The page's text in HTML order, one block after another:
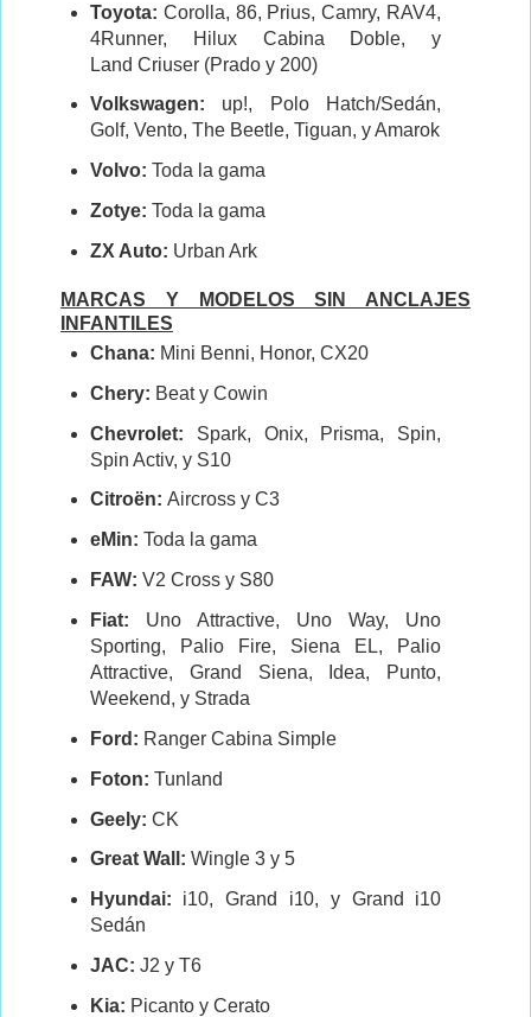
Toyota: Corolla, 86, Prius, Camry, RAV4,
4Runner, Hilux Cabina Doble, y
Land Criuser (Prado y 200)
Volkswagen: up!, Polo Hatch/Sedán,
Golf, Vento, The Beetle, Tiguan, y Amarok
Volvo: Toda la gama
Zotye: Toda la gama
ZX Auto: Urban Ark
MARCAS Y MODELOS SIN ANCLAJES
INFANTILES
Chana: Mini Benni, Honor, CX20
Chery: Beat y Cowin
Chevrolet: Spark, Onix, Prisma, Spin,
Spin Activ, y S10
Citroën: Aircross y C3
eMin: Toda la gama
FAW: V2 Cross y S80
Fiat: Uno Attractive, Uno Way, Uno
Sporting, Palio Fire, Siena EL, Palio
Attractive, Grand Siena, Idea, Punto,
Weekend, y Strada
Ford: Ranger Cabina Simple
Foton: Tunland
Geely: CK
Great Wall: Wingle 3 y 5
Hyundai: i10, Grand i10, y Grand i10
Sedán
JAC: J2 y T6
Kia: Picanto y Cerato